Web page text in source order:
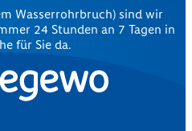
Wasserrohrbruch) sind wir
24 Stunden an 7 Tagen in
für Sie da.